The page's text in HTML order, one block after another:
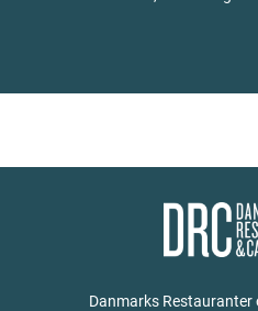
Danmarks Restauranter